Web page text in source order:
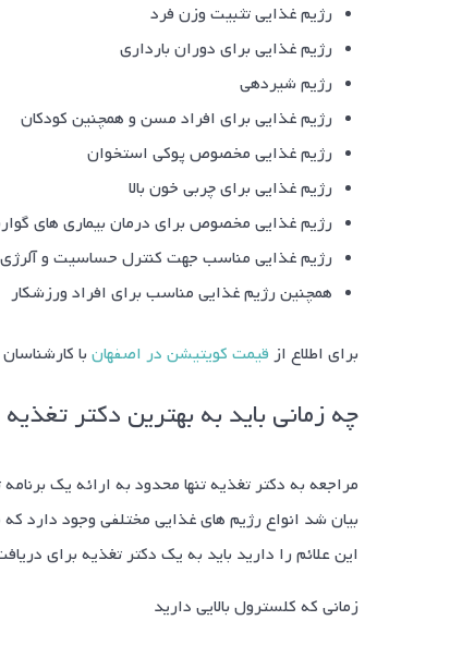
رژیم غذایی تثبیت وزن فرد
رژیم غذایی برای دوران بارداری
رژیم شیردهی
رژیم غذایی برای افراد مسن و همچنین کودکان
رژیم غذایی مخصوص پوکی استخوان
رژیم غذایی برای چربی خون بالا
رژیم غذایی مخصوص برای درمان بیماری های
رژیم غذایی مناسب جهت کنترل حساسیت و آلرژی
همچنین رژیم غذایی مناسب برای افراد ورزشکار
برای اطلاع از قیمت کویتیشن در اصفهان با کارشناسان
چه زمانی باید به بهترین دکتر
مراجعه به دکتر تغذیه تنها محدود به ارائه یک
بیان شد انواع رژیم های غذایی مختلفی وجود دارد
این علائم را دارید باید به یک دکتر تغذیه برای
زمانی که کلسترول بالایی دارید